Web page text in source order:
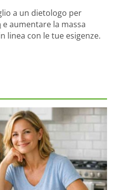
a un dietologo per
e aumentare la massa
linea con le tue esigenze.